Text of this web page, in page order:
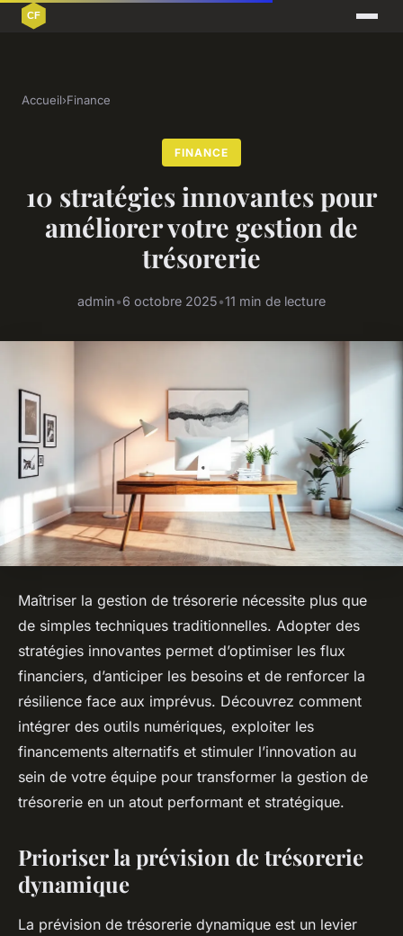
Accueil›Finance
FINANCE
10 stratégies innovantes pour
améliorer votre gestion de
trésorerie
admin•6 octobre 2025•11 min de lecture
Maîtriser la gestion de trésorerie nécessite plus que
de simples techniques traditionnelles. Adopter des
stratégies innovantes permet d’optimiser les flux
financiers, d’anticiper les besoins et de renforcer la
résilience face aux imprévus. Découvrez comment
intégrer des outils numériques, exploiter les
financements alternatifs et stimuler l’innovation au
sein de votre équipe pour transformer la gestion de
trésorerie en un atout performant et stratégique.
Prioriser la prévision de trésorerie
dynamique
La prévision de trésorerie dynamique est un levier